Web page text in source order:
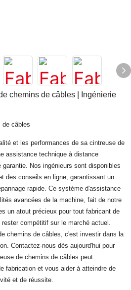
chemins de câbles | Ingénierie
de câbles
et les performances de sa cintreuse de
assistance technique à distance
Nos ingénieurs sont disponibles
des conseils en ligne, garantissant un
rapide. Ce système d'assistance
avancées de la machine, fait de notre
un atout précieux pour tout fabricant de
compétitif sur le marché actuel.
chemins de câbles, c'est investir dans la
Contactez-nous dès aujourd'hui pour
de chemins de câbles peut
fabrication et vous aider à atteindre de
et de réussite.